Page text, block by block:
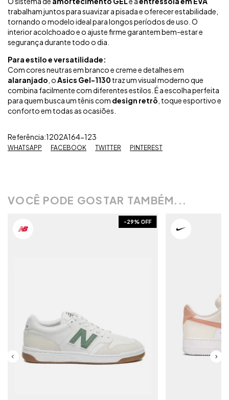
trabalham juntos para suavizar a pisada e oferecer estabilidade,
tornando o modelo ideal para longos períodos de uso. O
interior acolchoado e o ajuste firme garantem bem-estar e
segurança durante todo o dia.
Para estilo e versatilidade:
Com cores neutras em branco e creme e detalhes em
alaranjado , oAsics Gel-1130 traz um visual moderno que
combina facilmente com diferentes estilos. É a escolha perfeita
para quem busca um tênis com design retrô , toque esportivo e
conforto em todas as ocasiões.
Referência:1202A164-123
WHATSAPP FACEBOOK TWITTER PINTEREST
VOCÊ PODE GOSTAR TAMBÉM...
-29% OFF